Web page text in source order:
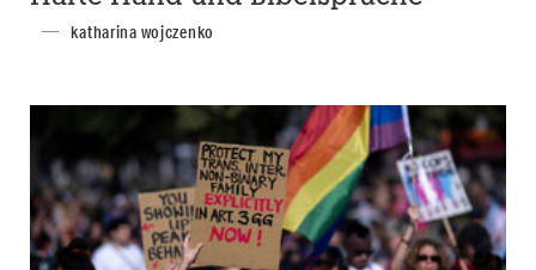
katharina wojczenko